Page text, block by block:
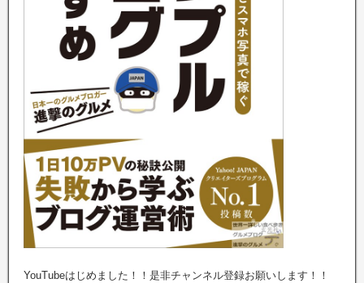
YouTubeはじめました！！是非チャンネル登録お願いします！！